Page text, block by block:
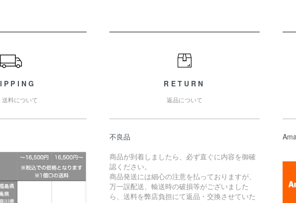
送料について
RETURN
返品について
不良品
商品が到着しましたら、必ず直ぐに内容を御確
認ください。
商品発送には細心の注意を払っておりますが、
万一誤配送、輸送時の破損等がございました
ら、送料を弊店負担にて返品・交換させていた